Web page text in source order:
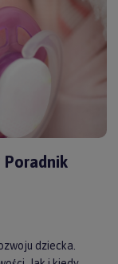
Poradnik
dziecka.